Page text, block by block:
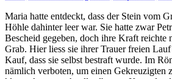
Maria hatte entdeckt, dass der Stein vom
Höhle dahinter leer war. Sie hatte zwar
Bescheid gegeben, doch ihre Kraft reichte
Grab. Hier liess sie ihrer Trauer freien
Kauf, dass sie selbst bestraft wurde. Im
nämlich verboten, um einen Gekreuzigten